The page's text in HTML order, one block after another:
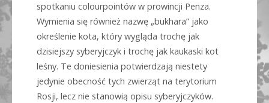
spotkaniu colourpointów w prowincji Penza.
Wymienia się również nazwę „bukhara” jako
określenie kota, który wygląda trochę jak
dzisiejszy syberyjczyk i trochę jak kaukaski kot
leśny. Te doniesienia potwierdzają niestety
jedynie obecność tych zwierząt na terytorium
Rosji, lecz nie stanowią opisu syberyjczyków.